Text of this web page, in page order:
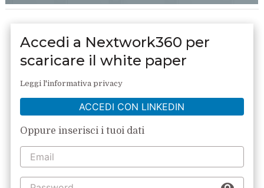
Accedi a Nextwork360 per
scaricare il white paper
Leggi l'informativa privacy
ACCEDI CON LINKEDIN
Oppure inserisci i tuoi dati